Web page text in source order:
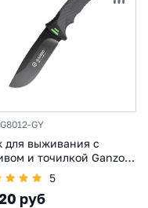
GY
для выживания с
и точилкой Ganzo
серый5
руб